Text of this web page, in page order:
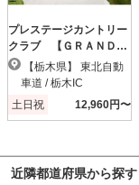
プレステージカントリー
クラブ 【ＧＲＡＮＤ
ＰＧＭ】
車道 / 栃木IC
土日祝
12,960円〜
近隣都道府県から探す